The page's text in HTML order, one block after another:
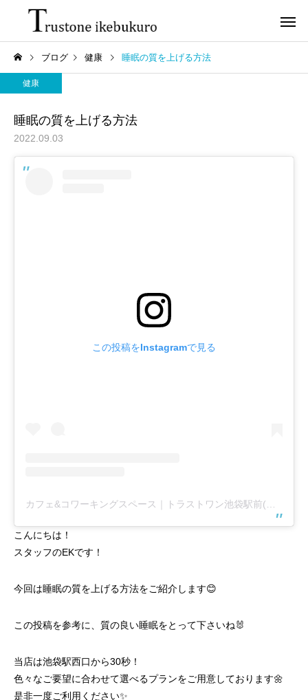
ブログ 健康 睡眠の質を上げる方法
健康
睡眠の質を上げる方法
2022.09.03
この投稿をInstagramで見る
こんにちは！
スタッフのEKです！
今回は睡眠の質を上げる方法をご紹介します😊
この投稿を参考に、質の良い睡眠をとって下さいね🐰
当店は池袋駅西口から30秒！
色々なご要望に合わせて選べるプランをご用意しております🌼
是非一度ご利用ください✨